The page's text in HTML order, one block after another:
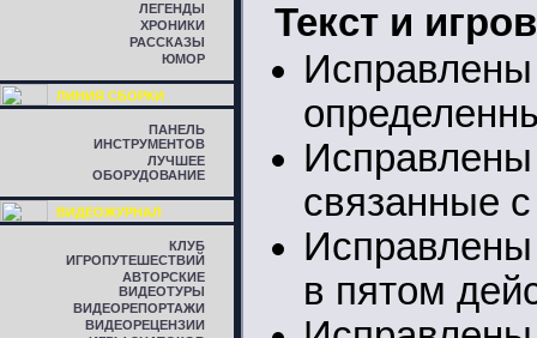
ЛЕГЕНДЫ
ХРОНИКИ
РАССКАЗЫ
ЮМОР
ЛИНИЯ СБОРКИ
ПАНЕЛЬ
ИНСТРУМЕНТОВ
ЛУЧШЕЕ
ОБОРУДОВАНИЕ
ВИДЕОЖУРНАЛ
КЛУБ
ИГРОПУТЕШЕСТВИЙ
АВТОРСКИЕ
ВИДЕОТУРЫ
ВИДЕОРЕПОРТАЖИ
ВИДЕОРЕЦЕНЗИИ
Текст и
связанные
в пятом